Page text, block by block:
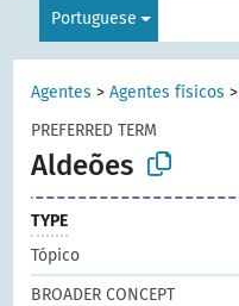
Portuguese
Agentes >Agentes físicos >
PREFERRED TERM
Aldeões
TYPE
Tópico
BROADER CONCEPT